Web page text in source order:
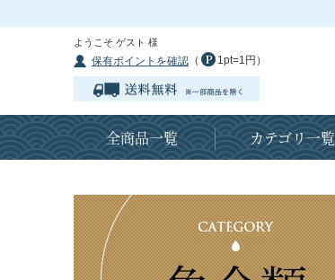
ようこそ ゲスト 様
保有ポイントを確認 （ 1pt=1円）
全商品一覧 カテゴリ一覧